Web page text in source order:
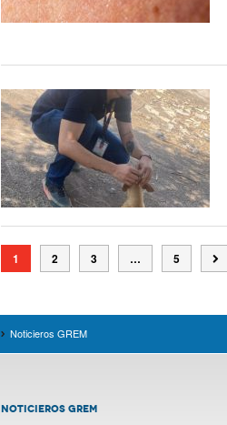
1 2 3 … 5
Noticieros GREM
NOTICIEROS GREM